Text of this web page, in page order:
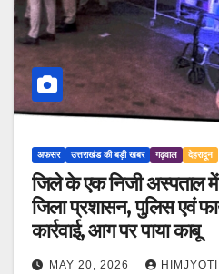
अफसर उत्तराखंड की बड़ी खबर गढ़वाल देहरादून
जिले के एक निजी अस्पताल
जिला प्रशासन, पुलिस एवं
कार्रवाई, आग पर पाया काबू
MAY 20, 2026 HIMJYOTI